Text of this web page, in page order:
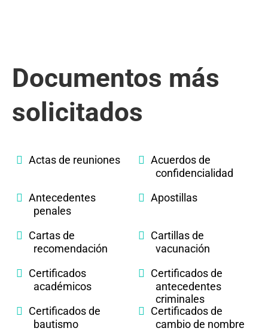
Documentos más
solicitados
Actas de reuniones
Acuerdos de
confidencialidad
Antecedentes
penales
Apostillas
Cartas de
recomendación
Cartillas de
vacunación
Certificados
académicos
Certificados de
antecedentes
criminales
Certificados de
bautismo
Certificados de
cambio de nombre